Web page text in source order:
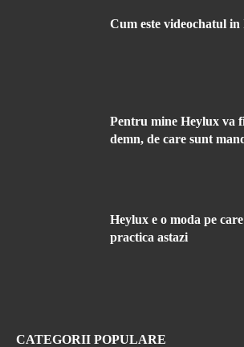
Cum este videochatul in
Pentru mine Heylux va
demn, de care sunt
Heylux e o moda pe
practica astazi
CATEGORII POPULARE